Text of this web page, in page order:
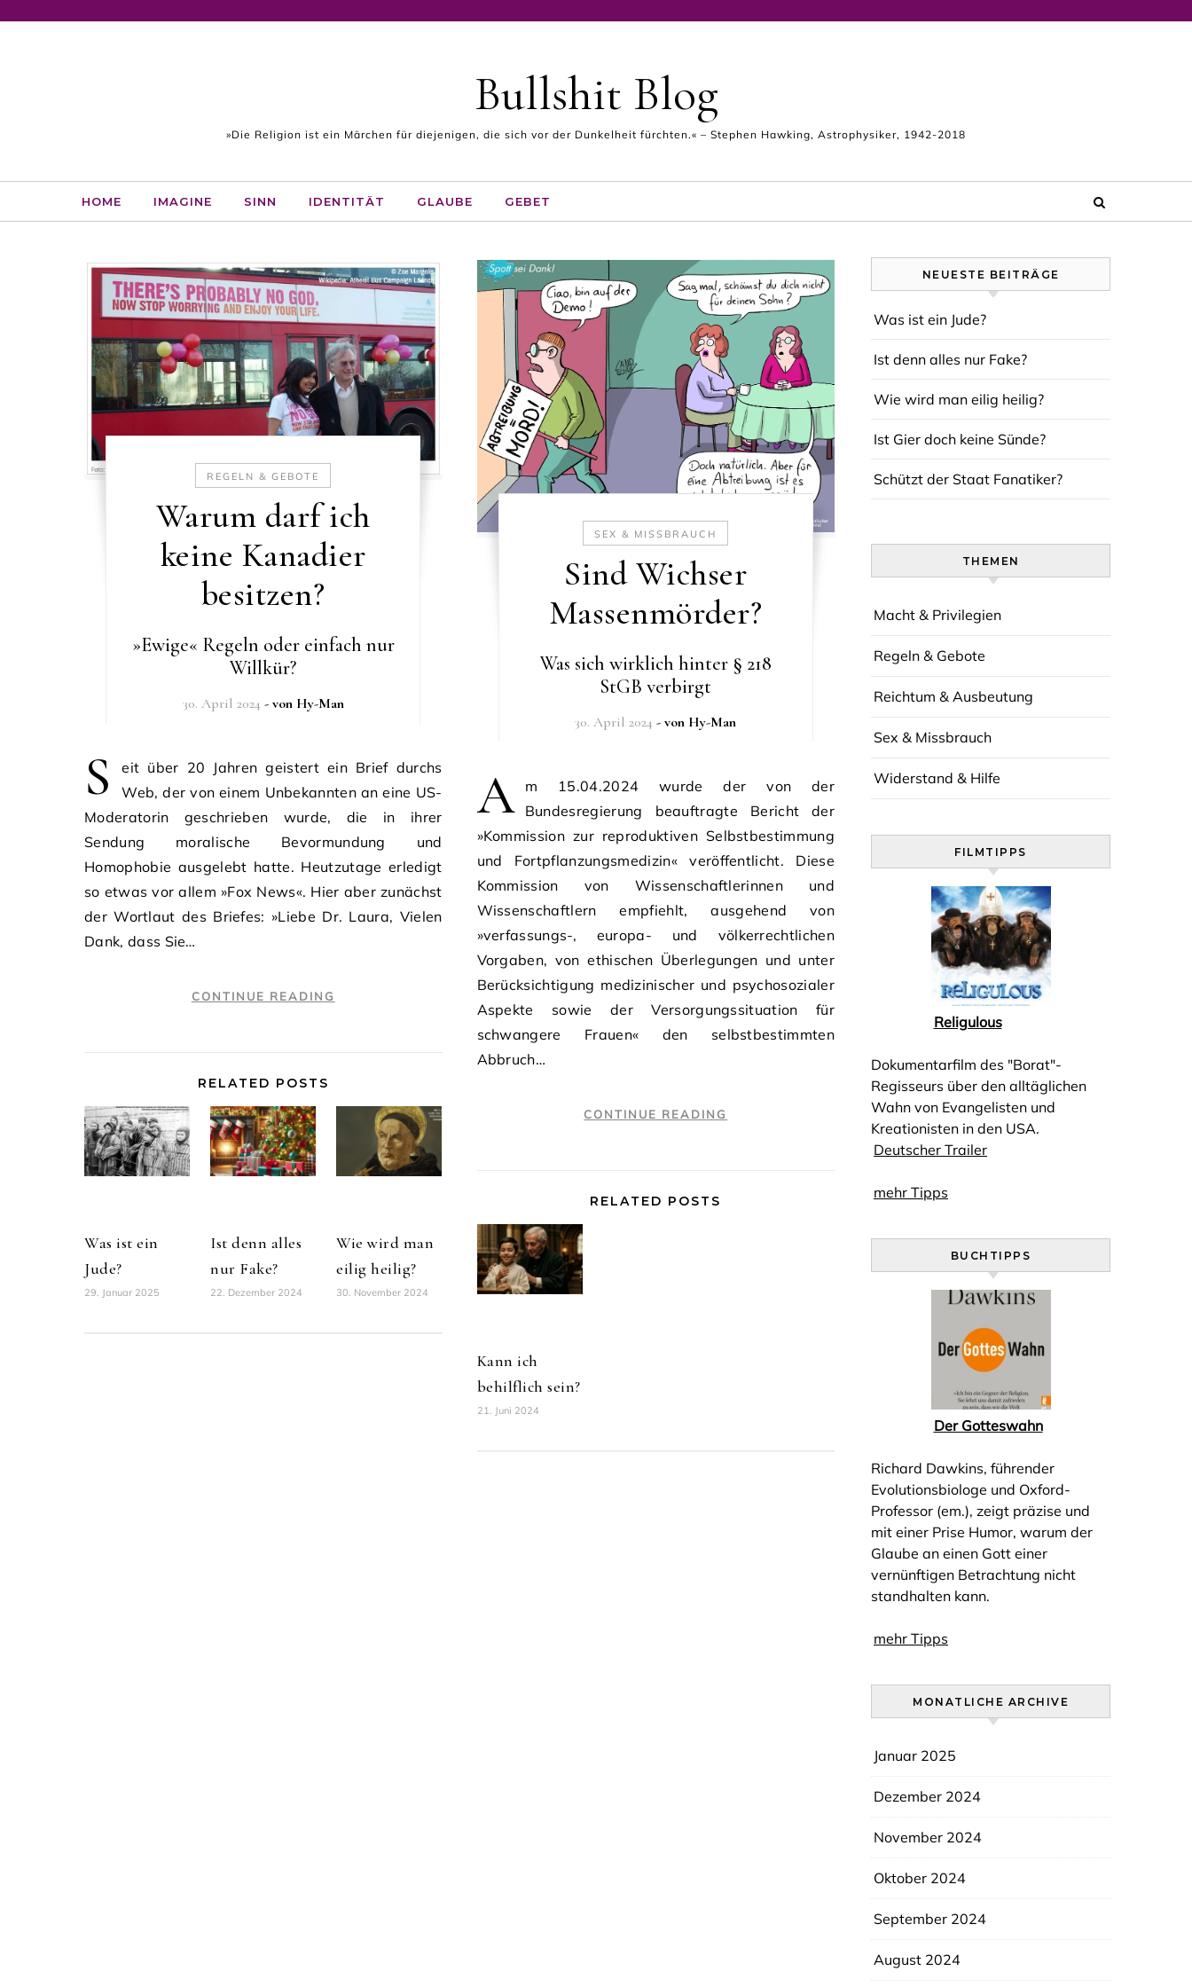
Bullshit Blog
»Die Religion ist ein Märchen für diejenigen, die sich vor der Dunkelheit fürchten.« – Stephen Hawking, Astrophysiker, 1942-2018
HOME IMAGINE SINN IDENTITÄT GLAUBE GEBET
REGELN & GEBOTE
Warum darf ich
keine Kanadier
besitzen?
»Ewige« Regeln oder einfach nur
Willkür?
30. April 2024 - von Hy-Man
S
eit über 20 Jahren geistert ein Brief durchs
Web, der von einem Unbekannten an eine US-
Moderatorin geschrieben wurde, die in ihrer
Sendung moralische Bevormundung und
Homophobie ausgelebt hatte. Heutzutage erledigt
so etwas vor allem »Fox News«. Hier aber zunächst
der Wortlaut des Briefes: »Liebe Dr. Laura, Vielen
Dank, dass Sie…
CONTINUE READING
RELATED POSTS
Was ist ein
Jude?
29. Januar 2025
Ist denn alles
nur Fake?
22. Dezember 2024
Wie wird man
eilig heilig?
30. November 2024
SEX & MISSBRAUCH
Sind Wichser
Massenmörder?
Was sich wirklich hinter § 218
StGB verbirgt
30. April 2024 - von Hy-Man
A
m 15.04.2024 wurde der von der
Bundesregierung beauftragte Bericht der
»Kommission zur reproduktiven Selbstbestimmung
und Fortpflanzungsmedizin« veröffentlicht. Diese
Kommission von Wissenschaftlerinnen und
Wissenschaftlern empfiehlt, ausgehend von
»verfassungs-, europa- und völkerrechtlichen
Vorgaben, von ethischen Überlegungen und unter
Berücksichtigung medizinischer und psychosozialer
Aspekte sowie der Versorgungssituation für
schwangere Frauen« den selbstbestimmten
Abbruch…
CONTINUE READING
RELATED POSTS
Kann ich
behilflich sein?
21. Juni 2024
NEUESTE BEITRÄGE
Was ist ein Jude?
Ist denn alles nur Fake?
Wie wird man eilig heilig?
Ist Gier doch keine Sünde?
Schützt der Staat Fanatiker?
THEMEN
Macht & Privilegien
Regeln & Gebote
Reichtum & Ausbeutung
Sex & Missbrauch
Widerstand & Hilfe
FILMTIPPS
Religulous
Dokumentarfilm des "Borat"-
Regisseurs über den alltäglichen
Wahn von Evangelisten und
Kreationisten in den USA.
Deutscher Trailer
mehr Tipps
BUCHTIPPS
Der Gotteswahn
Richard Dawkins, führender
Evolutionsbiologe und Oxford-
Professor (em.), zeigt präzise und
mit einer Prise Humor, warum der
Glaube an einen Gott einer
vernünftigen Betrachtung nicht
standhalten kann.
mehr Tipps
MONATLICHE ARCHIVE
Januar 2025
Dezember 2024
November 2024
Oktober 2024
September 2024
August 2024